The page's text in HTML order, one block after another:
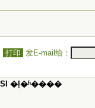
打印 发E-mail给：
�ļ�ʱ����